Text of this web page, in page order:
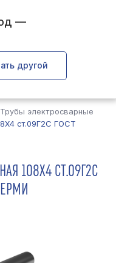
—
другой
электросварные
ст.09Г2С ГОСТ
108Х4 СТ.09Г2С